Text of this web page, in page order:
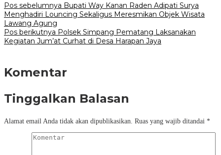
Pos sebelumnya Bupati Way Kanan Raden Adipati Surya
Menghadiri Louncing Sekaligus Meresmikan Objek Wisata
Lawang Agung
Pos berikutnya Polsek Simpang Pematang Laksanakan
Kegiatan Jum’at Curhat di Desa Harapan Jaya
Komentar
Tinggalkan Balasan
Alamat email Anda tidak akan dipublikasikan. Ruas yang wajib ditandai *